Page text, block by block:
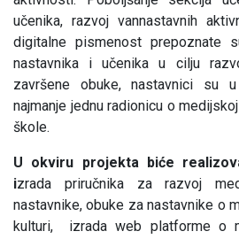
učenika, razvoj vannastavnih
digitalne pismenost prepoznate
nastavnika i učenika u cilju
završene obuke, nastavnici su
najmanje jednu radionicu o
škole.
U okviru projekta biće
izrada priručnika za razvoj
nastavnike, obuke za nastavnike o
kulturi, izrada web platforme o